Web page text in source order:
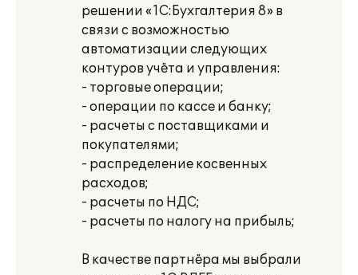
решении «1С:Бухгалтерия 8» в
связи с возможностью
автоматизации следующих
контуров учёта и управления:
- торговые операции;
- операции по кассе и банку;
- расчеты с поставщиками и
покупателями;
- распределение косвенных
расходов;
- расчеты по НДС;
- расчеты по налогу на прибыль;
В качестве партнёра мы выбрали